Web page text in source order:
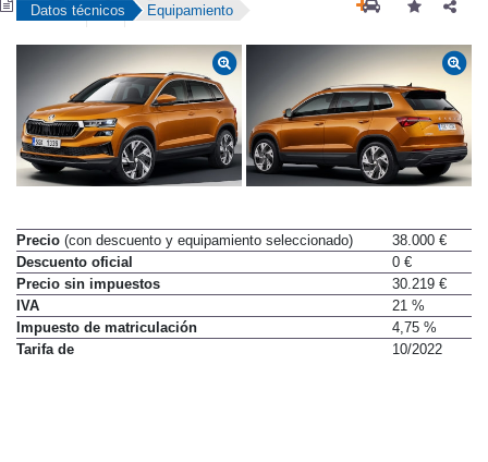
Precio(con descuento y equipamiento seleccionado)
38.000 €
Descuento oficial
0 €
Precio sin impuestos
30.219 €
IVA
21 %
Impuesto de matriculación
4,75 %